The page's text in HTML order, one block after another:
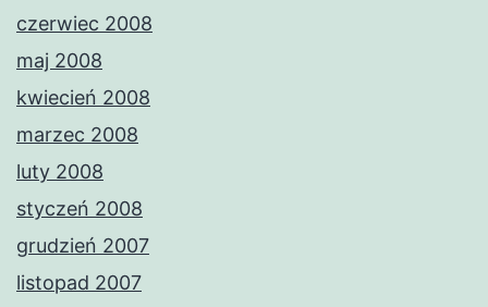
czerwiec 2008
maj 2008
kwiecień 2008
marzec 2008
luty 2008
styczeń 2008
grudzień 2007
listopad 2007